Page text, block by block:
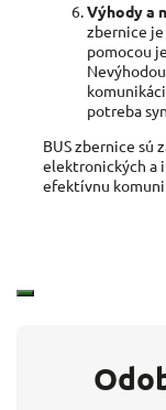
Výhody a
zbernice
pomocou
potreba
BUS zbernice sú
elektronických a
efektívnu